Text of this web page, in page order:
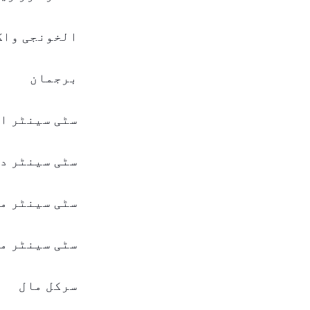
الخونجی
برجمان
سٹی سینٹر
سٹی سینٹر
سٹی سینٹر
سٹی سینٹر
سرکل مال